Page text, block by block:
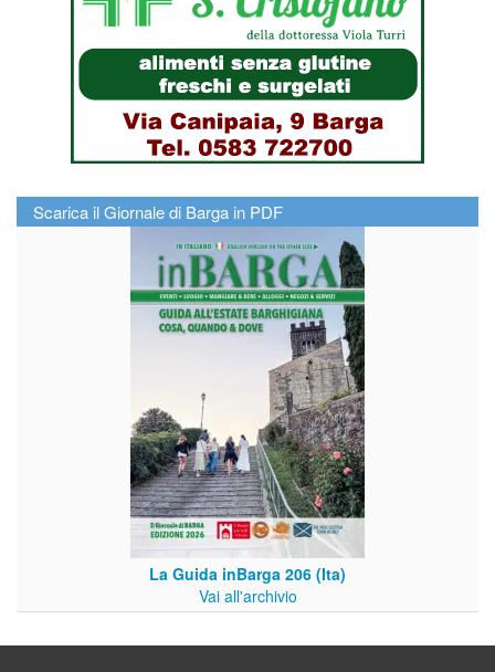
Scarica il Giornale di Barga in PDF
La Guida inBarga 206 (Ita)
Vai all'archivio